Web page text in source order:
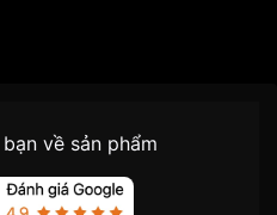
tiện lợi –
về sản phẩm